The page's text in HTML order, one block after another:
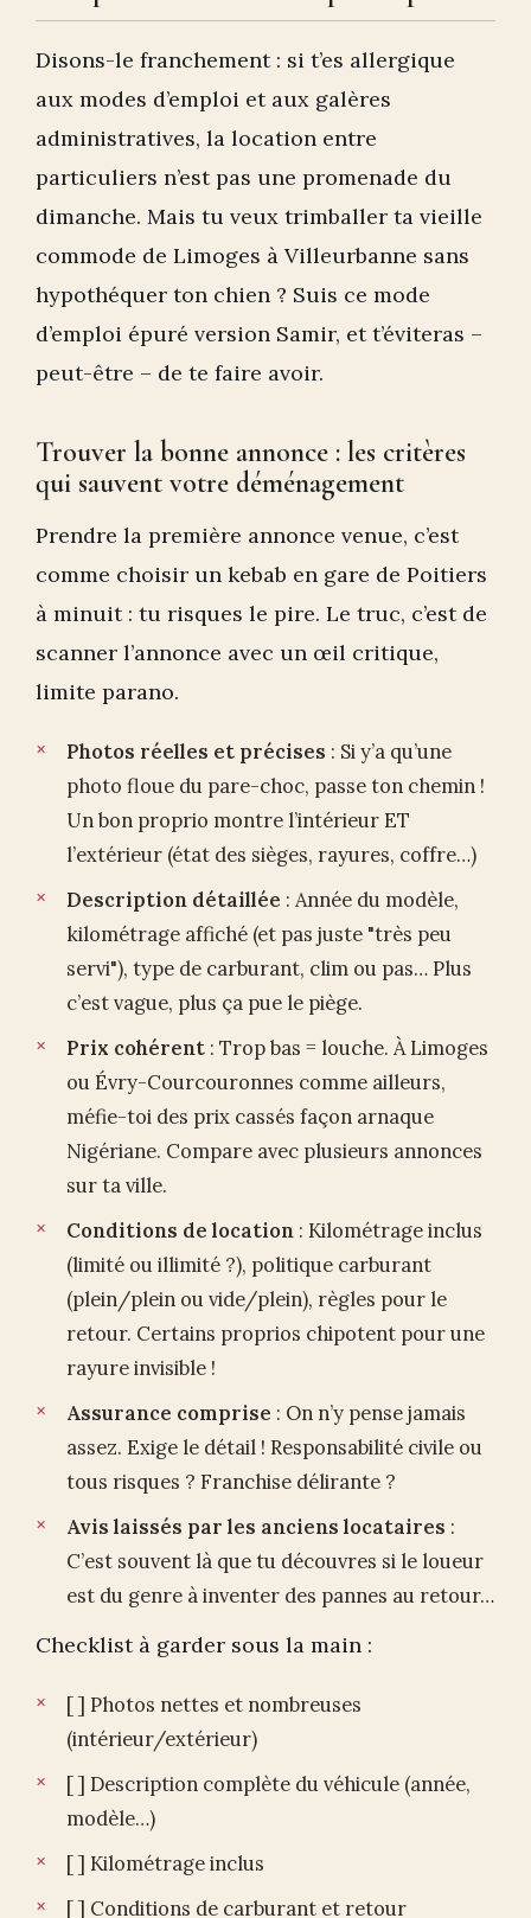
Disons-le franchement : si t’es allergique
aux modes d’emploi et aux galères
administratives, la location entre
particuliers n’est pas une promenade du
dimanche. Mais tu veux trimballer ta vieille
commode de Limoges à Villeurbanne sans
hypothéquer ton chien ? Suis ce mode
d’emploi épuré version Samir, et t’éviteras –
peut-être – de te faire avoir.
Trouver la bonne annonce : les critères
qui sauvent votre déménagement
Prendre la première annonce venue, c’est
comme choisir un kebab en gare de Poitiers
à minuit : tu risques le pire. Le truc, c’est de
scanner l’annonce avec un œil critique,
limite parano.
Photos réelles et précises : Si y’a qu’une
photo floue du pare-choc, passe ton chemin !
Un bon proprio montre l’intérieur ET
l’extérieur (état des sièges, rayures, coffre…)
Description détaillée : Année du modèle,
kilométrage affiché (et pas juste "très peu
servi"), type de carburant, clim ou pas… Plus
c’est vague, plus ça pue le piège.
Prix cohérent : Trop bas = louche. À Limoges
ou Évry-Courcouronnes comme ailleurs,
méfie-toi des prix cassés façon arnaque
Nigériane. Compare avec plusieurs annonces
sur ta ville.
Conditions de location : Kilométrage inclus
(limité ou illimité ?), politique carburant
(plein/plein ou vide/plein), règles pour le
retour. Certains proprios chipotent pour une
rayure invisible !
Assurance comprise : On n’y pense jamais
assez. Exige le détail ! Responsabilité civile ou
tous risques ? Franchise délirante ?
Avis laissés par les anciens locataires :
C’est souvent là que tu découvres si le loueur
est du genre à inventer des pannes au retour…
Checklist à garder sous la main :
[ ] Photos nettes et nombreuses
(intérieur/extérieur)
[ ] Description complète du véhicule (année,
modèle…)
[ ] Kilométrage inclus
[ ] Conditions de carburant et retour